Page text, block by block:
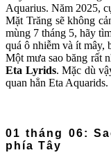
Aquarius. Năm 2025,
Mặt Trăng sẽ không
mùng 7 tháng 5, hãy
quá ô nhiễm và ít mây,
Một mưa sao băng rất
Eta Lyrids. Mặc dù
quan hẳn Eta Aquarids.
01 tháng 06:
phía Tây